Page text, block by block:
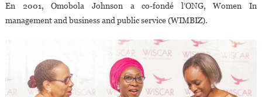
En 2001, Omobola Johnson a co-fondé l’ONG, Women In
management and business and public service (WIMBIZ).